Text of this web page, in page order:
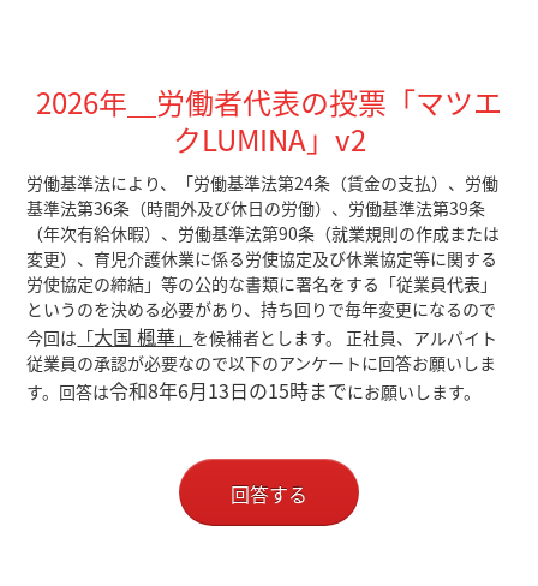
2026年＿労働者代表の投票「マツエ
クLUMINA」v2
労働基準法により、「労働基準法第24条（賃金の支払）、労働
基準法第36条（時間外及び休日の労働）、労働基準法第39条
（年次有給休暇）、労働基準法第90条（就業規則の作成または
変更）、育児介護休業に係る労使協定及び休業協定等に関する
労使協定の締結」等の公的な書類に署名をする「従業員代表」
というのを決める必要があり、持ち回りで毎年変更になるので
今回は 「⼤国 楓華」 を候補者とします。 正社員、アルバイト
従業員の承認が必要なので以下のアンケートに回答お願いしま
す。回答は令和8年6月13日の15時までにお願いします。
回答する